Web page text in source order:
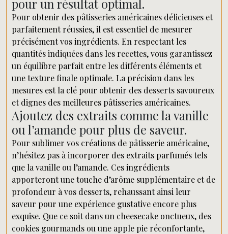
pour un résultat optimal.
Pour obtenir des pâtisseries américaines délicieuses et
parfaitement réussies, il est essentiel de mesurer
précisément vos ingrédients. En respectant les
quantités indiquées dans les recettes, vous garantissez
un équilibre parfait entre les différents éléments et
une texture finale optimale. La précision dans les
mesures est la clé pour obtenir des desserts savoureux
et dignes des meilleures pâtisseries américaines.
Ajoutez des extraits comme la vanille
ou l’amande pour plus de saveur.
Pour sublimer vos créations de pâtisserie américaine,
n’hésitez pas à incorporer des extraits parfumés tels
que la vanille ou l’amande. Ces ingrédients
apporteront une touche d’arôme supplémentaire et de
profondeur à vos desserts, rehaussant ainsi leur
saveur pour une expérience gustative encore plus
exquise. Que ce soit dans un cheesecake onctueux, des
cookies gourmands ou une apple pie réconfortante,